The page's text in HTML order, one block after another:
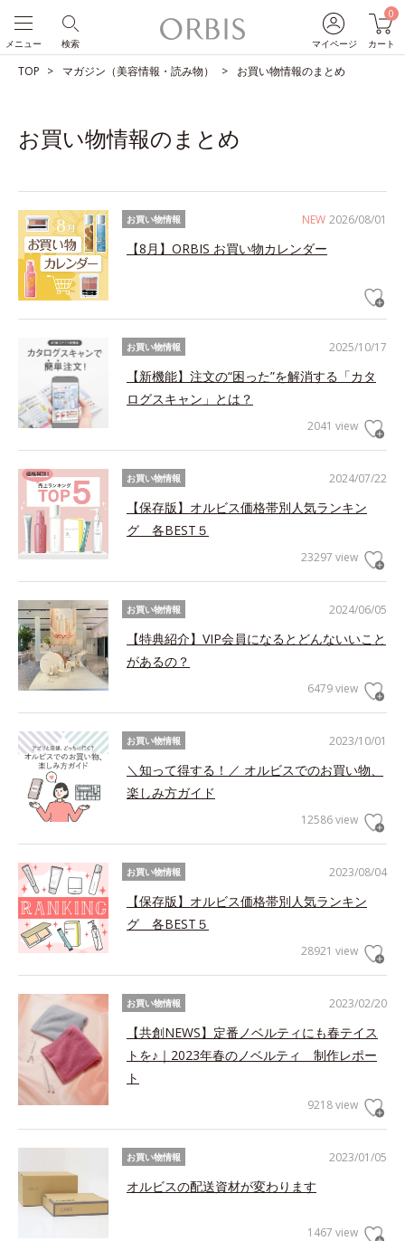
マイページ
0
カート
検索
メニュー
TOP マガジン（美容情報・読み物） お買い物情報のまとめ
お買い物情報のまとめ
NEW 2026/08/01
お買い物情報
【8月】ORBIS お買い物カレンダー
2025/10/17
お買い物情報
【新機能】注文の“困った”を解消する「カタ
ログスキャン」とは？
2041 view
2024/07/22
お買い物情報
【保存版】オルビス価格帯別人気ランキン
グ 各BEST５
23297 view
2024/06/05
お買い物情報
【特典紹介】VIP会員になるとどんないいこと
があるの？
6479 view
2023/10/01
お買い物情報
＼知って得する！／ オルビスでのお買い物、
楽しみ方ガイド
12586 view
2023/08/04
お買い物情報
【保存版】オルビス価格帯別人気ランキン
グ 各BEST５
28921 view
2023/02/20
お買い物情報
【共創NEWS】定番ノベルティにも春テイス
トを♪｜2023年春のノベルティ 制作レポー
ト
9218 view
2023/01/05
お買い物情報
オルビスの配送資材が変わります
1467 view